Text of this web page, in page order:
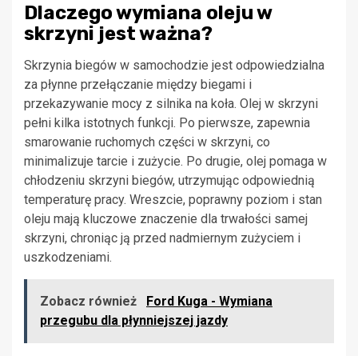
Dlaczego wymiana oleju w
skrzyni jest ważna?
Skrzynia biegów w samochodzie jest odpowiedzialna
za płynne przełączanie między biegami i
przekazywanie mocy z silnika na koła. Olej w skrzyni
pełni kilka istotnych funkcji. Po pierwsze, zapewnia
smarowanie ruchomych części w skrzyni, co
minimalizuje tarcie i zużycie. Po drugie, olej pomaga w
chłodzeniu skrzyni biegów, utrzymując odpowiednią
temperaturę pracy. Wreszcie, poprawny poziom i stan
oleju mają kluczowe znaczenie dla trwałości samej
skrzyni, chroniąc ją przed nadmiernym zużyciem i
uszkodzeniami.
Zobacz również
Ford Kuga - Wymiana
przegubu dla płynniejszej jazdy